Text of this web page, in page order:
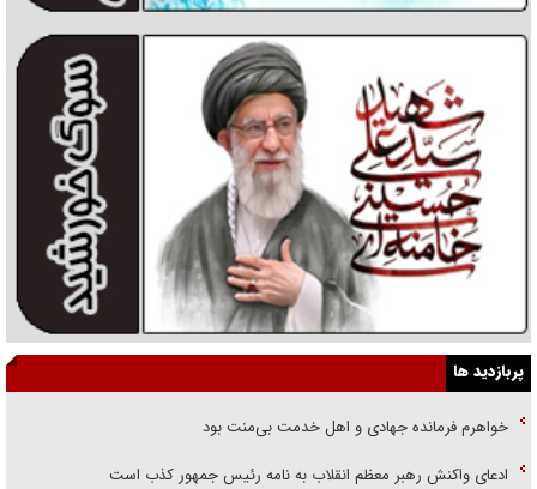
پربازدید ها
خواهرم فرمانده جهادی و اهل خدمت بی‌منت بود
ادعای واکنش رهبر معظم انقلاب به نامه رئیس جمهور کذب است